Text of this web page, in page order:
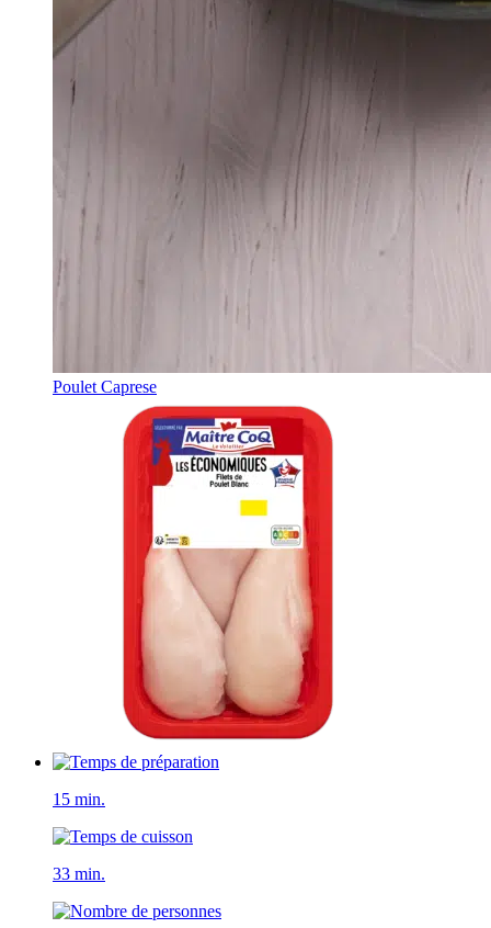
Poulet Caprese
15 min.
33 min.